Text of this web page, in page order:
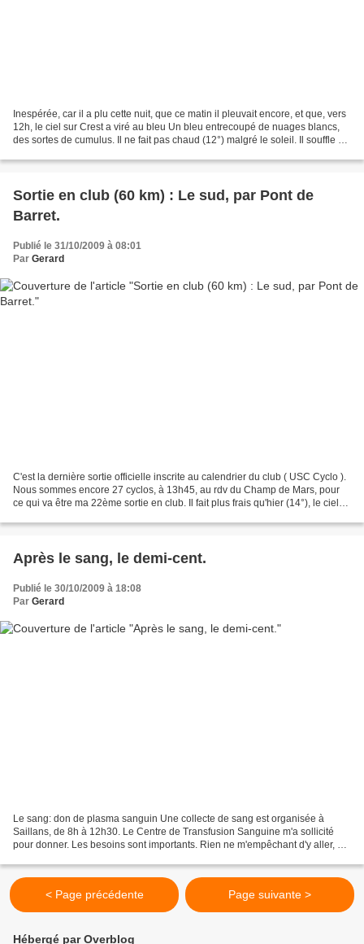
Inespérée, car il a plu cette nuit, que ce matin il pleuvait encore, et que, vers
12h, le ciel sur Crest a viré au bleu Un bleu entrecoupé de nuages blancs,
des sortes de cumulus. Il ne fait pas chaud (12°) malgré le soleil. Il souffle un
Sortie en club (60 km) : Le sud, par Pont de
Barret.
Publié le 31/10/2009 à 08:01
Par Gerard
C'est la dernière sortie officielle inscrite au calendrier du club ( USC Cyclo ).
Nous sommes encore 27 cyclos, à 13h45, au rdv du Champ de Mars, pour
ce qui va être ma 22ème sortie en club. Il fait plus frais qu'hier (14°), le ciel
Après le sang, le demi-cent.
Publié le 30/10/2009 à 18:08
Par Gerard
Le sang: don de plasma sanguin Une collecte de sang est organisée à
Saillans, de 8h à 12h30. Le Centre de Transfusion Sanguine m'a sollicité
pour donner. Les besoins sont importants. Rien ne m'empêchant d'y aller, ni
< Page précédente Page suivante >
Hébergé par Overblog